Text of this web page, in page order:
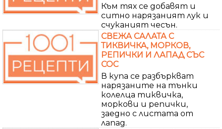
Към тях се добавят и
ситно нарязаният лук и
счуканият чесън.
СВЕЖА САЛАТА С
ТИКВИЧКА, МОРКОВ,
РЕПИЧКИ И ЛАПАД СЪС
СОС
В купа се разбъркват
нарязаните на тънки
колелца тиквичка,
моркови и репички,
заедно с листата от
лапад.